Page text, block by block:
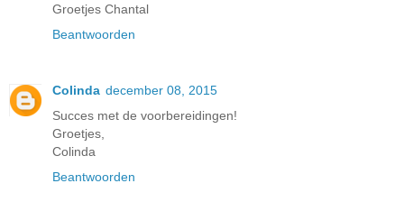
Groetjes Chantal
Beantwoorden
Colinda december 08, 2015
Succes met de voorbereidingen!
Groetjes,
Colinda
Beantwoorden